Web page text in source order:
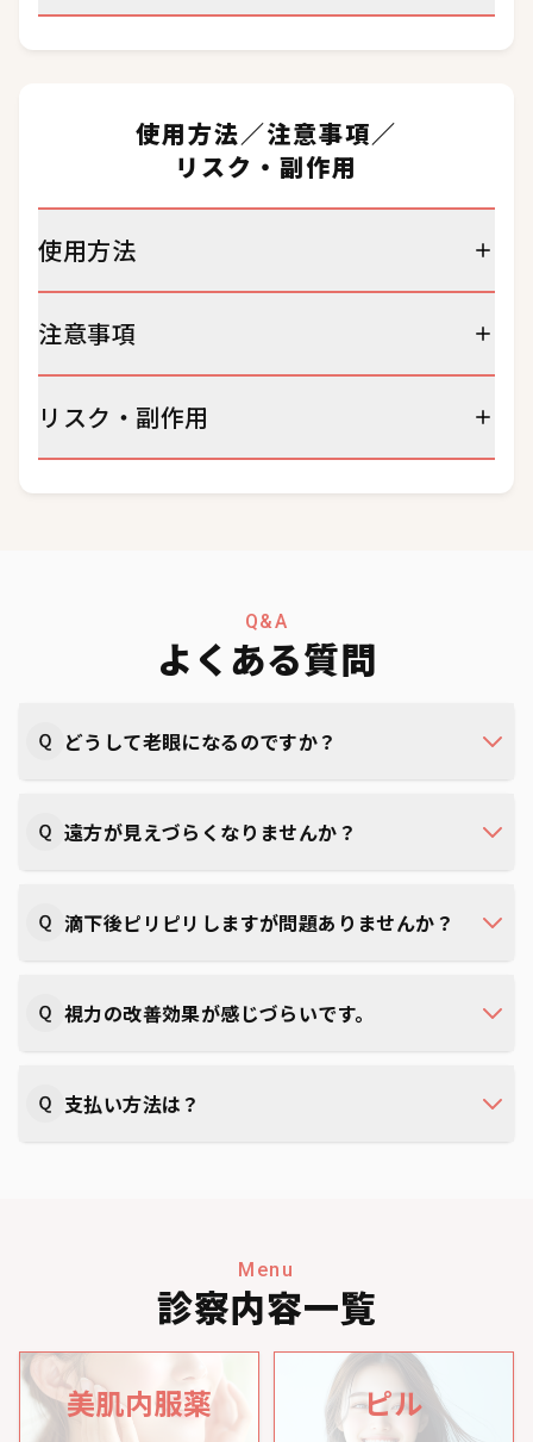
使用方法／注意事項／
リスク・副作用
使用方法
注意事項
リスク・副作用
よくある質問
Q&A
どうして老眼になるのですか？
遠方が見えづらくなりませんか？
滴下後ピリピリしますが問題ありませんか？
視力の改善効果が感じづらいです。
支払い方法は？
診察内容一覧
Menu
美肌内服薬 ピル